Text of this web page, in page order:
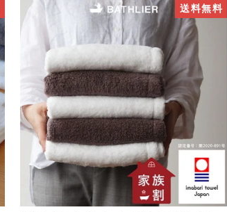
送料無料